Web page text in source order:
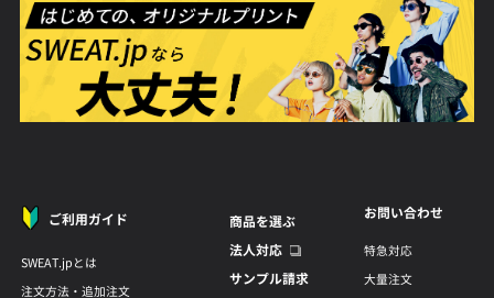
ご利用ガイド
SWEAT.jpとは
注文方法・追加注文
商品を選ぶ
法人対応
サンプル請求
お問い合わせ
特急対応
大量注文